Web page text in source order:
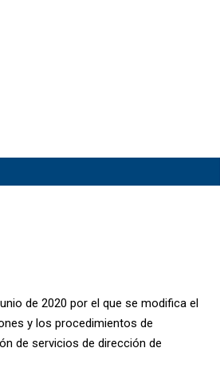
de 2020 por el que se modifica el
y los procedimientos de
de servicios de dirección de